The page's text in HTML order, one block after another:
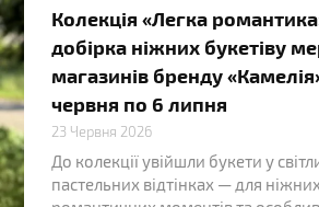
Колекція «Легка
добірка ніжних букетіву
магазинів бренду
червня по 6 липня
23 Червня 2026
До колекції увійшли букети у
пастельних відтінках — для